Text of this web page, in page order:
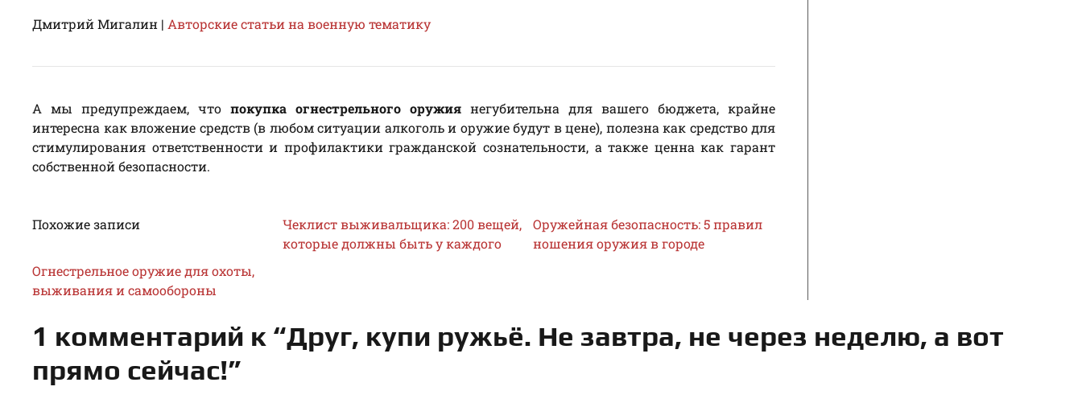
Дмитрий Мигалин | Авторские статьи на военную тематику
А мы предупреждаем, что покупка огнестрельного оружия негубительна для вашего бюджета, крайне
интересна как вложение средств (в любом ситуации алкоголь и оружие будут в цене), полезна как средство для
стимулирования ответственности и профилактики гражданской сознательности, а также ценна как гарант
собственной безопасности.
Похожие записи
Чеклист выживальщика: 200 вещей,
которые должны быть у каждого
Оружейная безопасность: 5 правил
ношения оружия в городе
Огнестрельное оружие для охоты,
выживания и самообороны
1 комментарий к “Друг, купи ружьё. Не завтра, не через неделю, а вот
прямо сейчас!”